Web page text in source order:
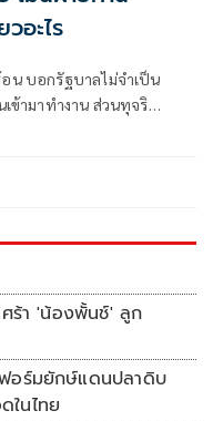
อะไร
บอกรัฐบาลไม่จำเป็น
ข้ามาทำงาน ส่วนทุจริต
ศร้า 'น้องพั้นช์' ลูก
อร์มยักษ์แดนปลาดิบ
ในไทย